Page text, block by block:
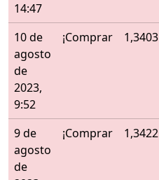
14:47
10 de
agosto
de
2023,
9:52
¡Comprar 1,3403
9 de
agosto
de
¡Comprar 1,3422